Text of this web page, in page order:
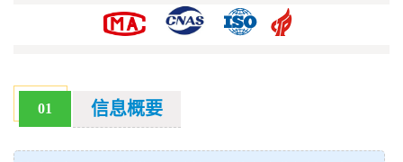
01 信息概要